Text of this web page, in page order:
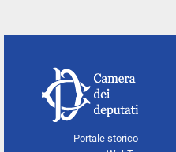
Portale storico